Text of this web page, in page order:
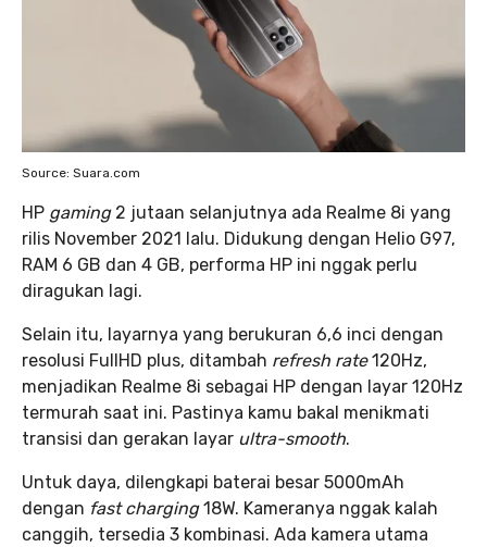
Source: Suara.com
HP gaming 2 jutaan selanjutnya ada Realme 8i yang
rilis November 2021 lalu. Didukung dengan Helio G97,
RAM 6 GB dan 4 GB, performa HP ini nggak perlu
diragukan lagi.
Selain itu, layarnya yang berukuran 6,6 inci dengan
resolusi FullHD plus, ditambah refresh rate120Hz,
menjadikan Realme 8i sebagai HP dengan layar 120Hz
termurah saat ini. Pastinya kamu bakal menikmati
transisi dan gerakan layar ultra-smooth.
Untuk daya, dilengkapi baterai besar 5000mAh
dengan fast charging18W. Kameranya nggak kalah
canggih, tersedia 3 kombinasi. Ada kamera utama